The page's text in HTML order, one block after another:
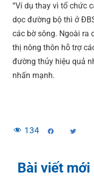
“Ví dụ thay vì tổ chức
dọc đường bộ thì ở
các bờ sông. Ngoài ra
thị nông thôn hỗ trợ
đường thủy hiệu quả
nhấn mạnh.
134
Bài viết mới